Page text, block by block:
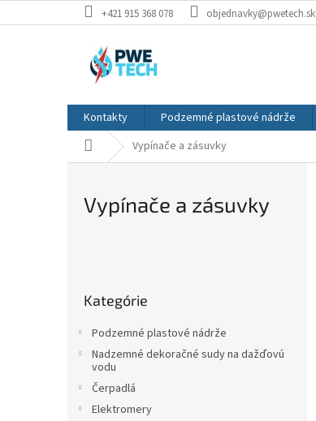
na
+421 915 368 078 objednavky@pwetech.sk
Kontakty Podzemné plastové nádrže
DomovVypínače a zásuvky
Vypínače a zásuvky
kategórie
Kategórie
Podzemné plastové nádrže
Nadzemné dekoračné sudy na dažďovú
vodu
Čerpadlá
Elektromery